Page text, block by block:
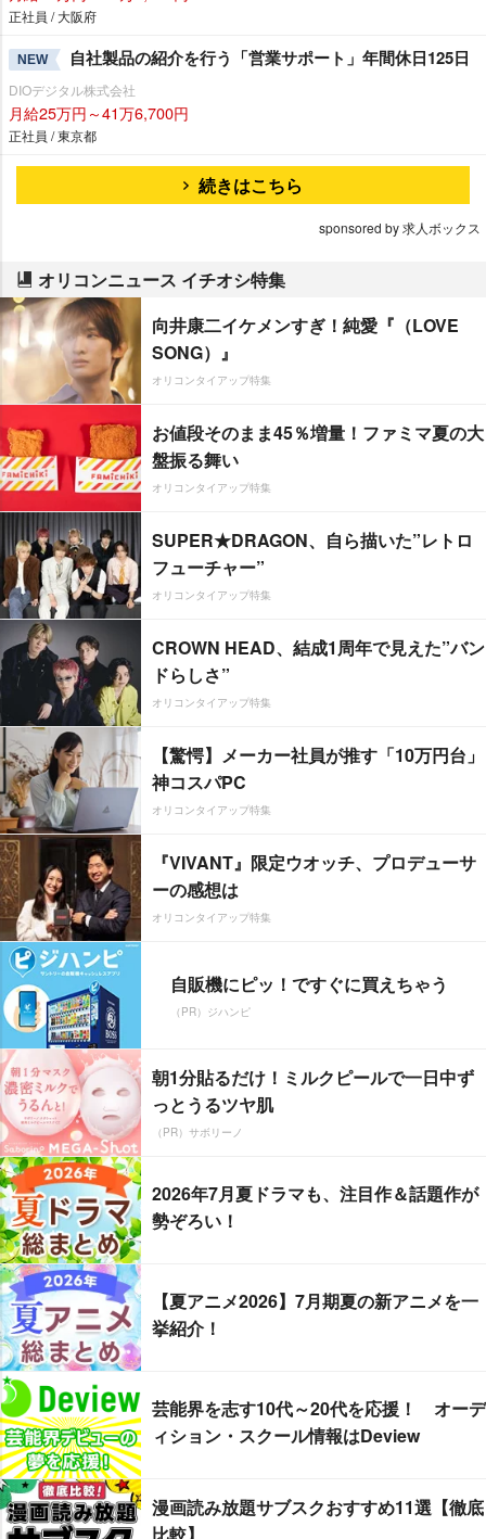
正社員 / 大阪府
NEW 自社製品の紹介を行う「営業サポート」年間休日125日
DIOデジタル株式会社
月給25万円～41万6,700円
正社員 / 東京都
続きはこちら
sponsored by 求人ボックス
オリコンニュース イチオシ特集
向井康二イケメンすぎ！純愛『（LOVE
SONG）』
オリコンタイアップ特集
お値段そのまま45％増量！ファミマ夏の大
盤振る舞い
オリコンタイアップ特集
SUPER★DRAGON、自ら描いた”レトロ
フューチャー”
オリコンタイアップ特集
CROWN HEAD、結成1周年で見えた”バン
ドらしさ”
オリコンタイアップ特集
【驚愕】メーカー社員が推す「10万円台」
神コスパPC
オリコンタイアップ特集
『VIVANT』限定ウオッチ、プロデューサ
ーの感想は
オリコンタイアップ特集
自販機にピッ！ですぐに買えちゃう
（PR）ジハンピ
朝1分貼るだけ！ミルクピールで一日中ず
っとうるツヤ肌
（PR）サボリーノ
2026年7月夏ドラマも、注目作＆話題作が
勢ぞろい！
【夏アニメ2026】7月期夏の新アニメを一
挙紹介！
芸能界を志す10代～20代を応援！ オーデ
ィション・スクール情報はDeview
漫画読み放題サブスクおすすめ11選【徹底